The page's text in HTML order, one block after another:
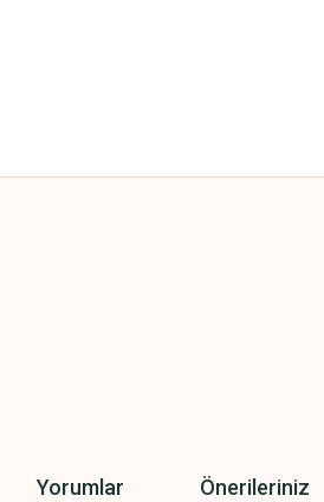
Yorumlar Önerileriniz